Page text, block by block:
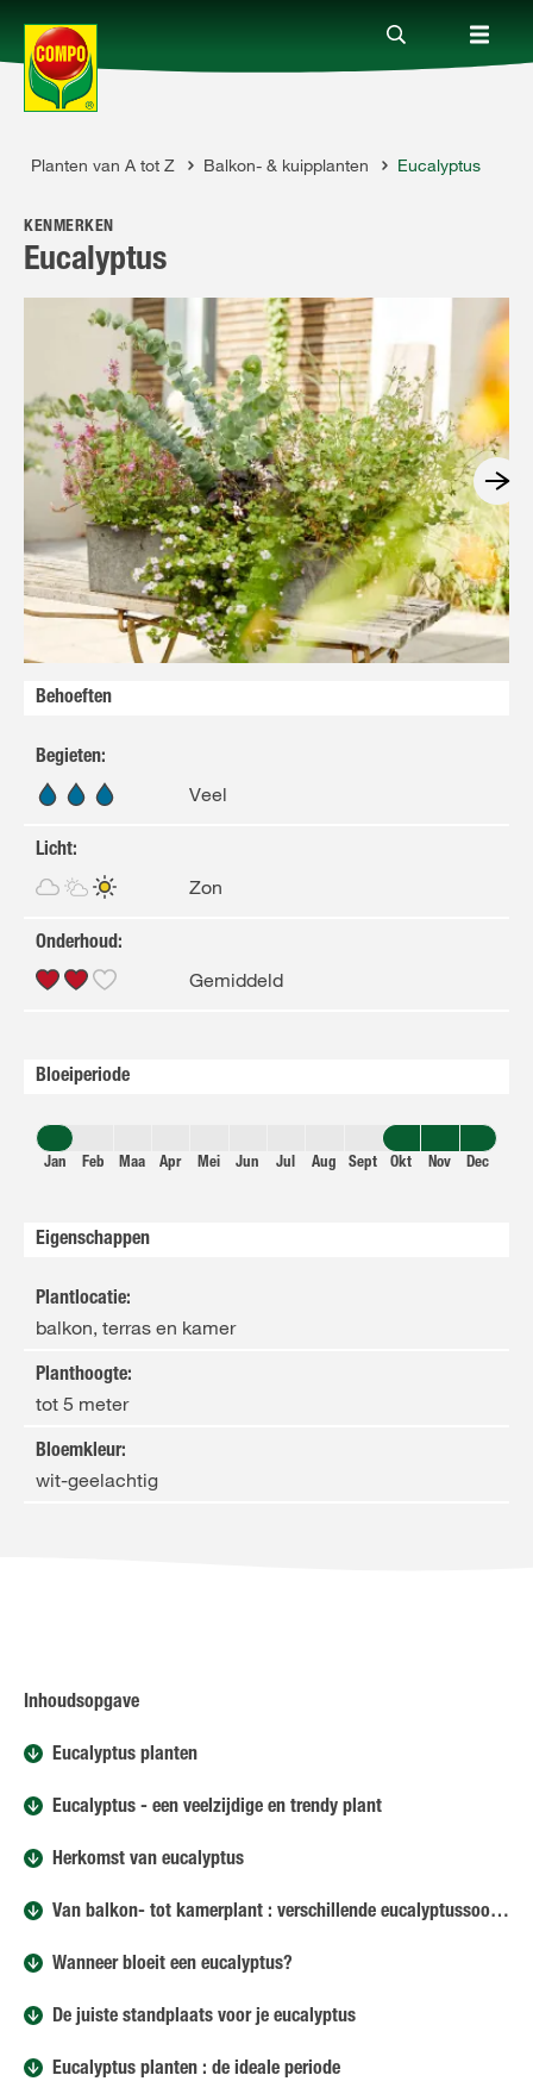
Producten
Advies
Thema's
Tot je dienst
Onderneming
Planten van A tot Z Balkon- & kuipplanten Eucalyptus
KENMERKEN
Eucalyptus
Behoeften
Begieten:
Veel
Licht:
Zon
Onderhoud:
Gemiddeld
Bloeiperiode
Jan Feb Maa Apr Mei Jun Jul Aug Sept Okt Nov Dec
Eigenschappen
Plantlocatie:
balkon, terras en kamer
Planthoogte:
tot 5 meter
Bloemkleur:
wit-geelachtig
Inhoudsopgave
Eucalyptus planten
Eucalyptus - een veelzijdige en trendy plant
Herkomst van eucalyptus
Van balkon- tot kamerplant : verschillende eucalyptussoorten
Wanneer bloeit een eucalyptus?
De juiste standplaats voor je eucalyptus
Eucalyptus planten : de ideale periode